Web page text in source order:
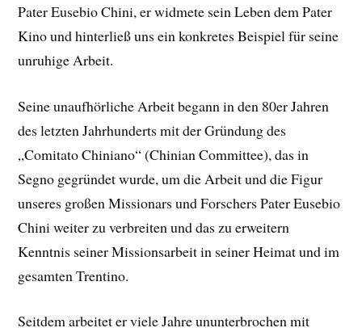
Pater Eusebio Chini, er widmete sein Leben dem Pater
Kino und hinterließ uns ein konkretes Beispiel für seine
unruhige Arbeit.
Seine unaufhörliche Arbeit begann in den 80er Jahren
des letzten Jahrhunderts mit der Gründung des
„Comitato Chiniano“ (Chinian Committee), das in
Segno gegründet wurde, um die Arbeit und die Figur
unseres großen Missionars und Forschers Pater Eusebio
Chini weiter zu verbreiten und das zu erweitern
Kenntnis seiner Missionsarbeit in seiner Heimat und im
gesamten Trentino.
Seitdem arbeitet er viele Jahre ununterbrochen mit